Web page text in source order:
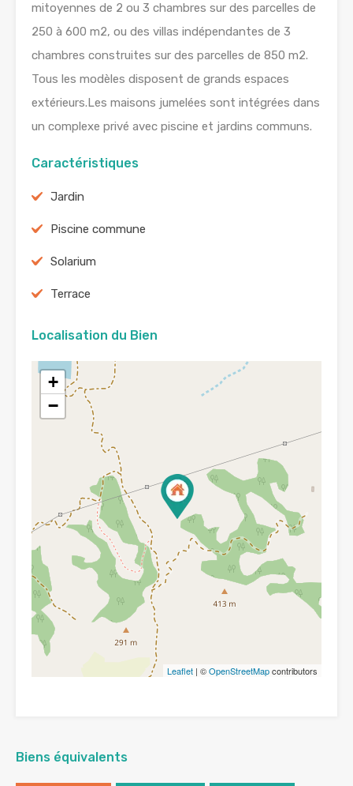
mitoyennes de 2 ou 3 chambres sur des parcelles de
250 à 600 m2, ou des villas indépendantes de 3
chambres construites sur des parcelles de 850 m2.
Tous les modèles disposent de grands espaces
extérieurs.Les maisons jumelées sont intégrées dans
un complexe privé avec piscine et jardins communs.
Caractéristiques
Jardin
Piscine commune
Solarium
Terrace
Localisation du Bien
+
−
Leaflet | ©OpenStreetMapcontributors
Biens équivalents